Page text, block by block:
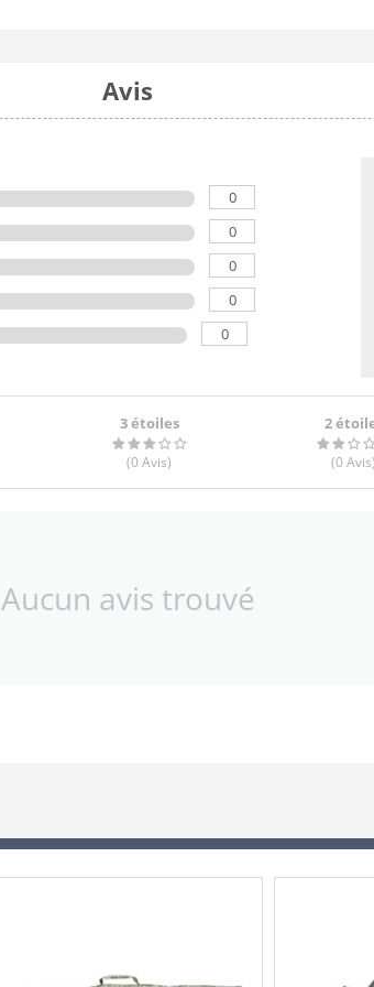
Avis
0
0
0
0
0
3 étoiles
(0 Avis)
2
(0 Avis
Aucun avis trouvé